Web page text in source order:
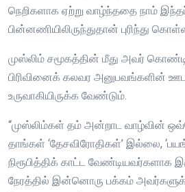
நெறிகளாக ஏற்று வாழ்ந்ததை நாம்
பின்னணியிலிருந்துதான் புரிந்து
முஸ்லிம் சமூகத்தின் மீது அவர்
பிரிவினைக் கலவர அனுபவங்களின்
உருவாகியிருக்க வேண்டும்.
“முஸ்லிம்கள் தம் அன்றாட வாழ்வின்
தாங்கள் ‘தேசவிரோதிகள்’ இல்லை,
நிரூபித்திக் காட்ட வேண்டியவர்களாக
நேரத்தில் இன்னொரு பக்கம்